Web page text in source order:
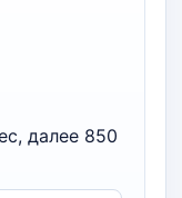
далее 850